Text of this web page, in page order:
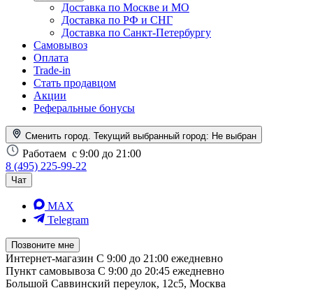
Доставка по Москве и МО
Доставка по РФ и СНГ
Доставка по Санкт-Петербургу
Самовывоз
Оплата
Trade-in
Стать продавцом
Акции
Реферальные бонусы
Сменить город. Текущий выбранный город: Не выбран
Работаем с 9:00 до 21:00
8 (495) 225-99-22
Чат
MAX
Telegram
Позвоните мне
Интернет-магазин С 9:00 до 21:00 ежедневно
Пункт самовывоза С 9:00 до 20:45 ежедневно
Большой Саввинский переулок, 12с5, Москва